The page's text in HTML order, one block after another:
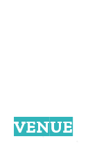
VENUE